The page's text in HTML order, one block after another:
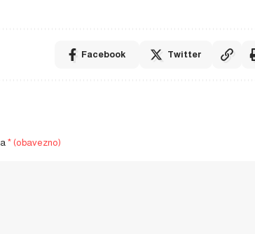
Facebook Twitter
* (obavezno)